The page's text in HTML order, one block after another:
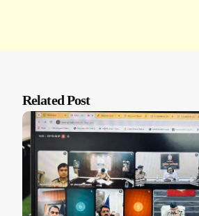
Related Post